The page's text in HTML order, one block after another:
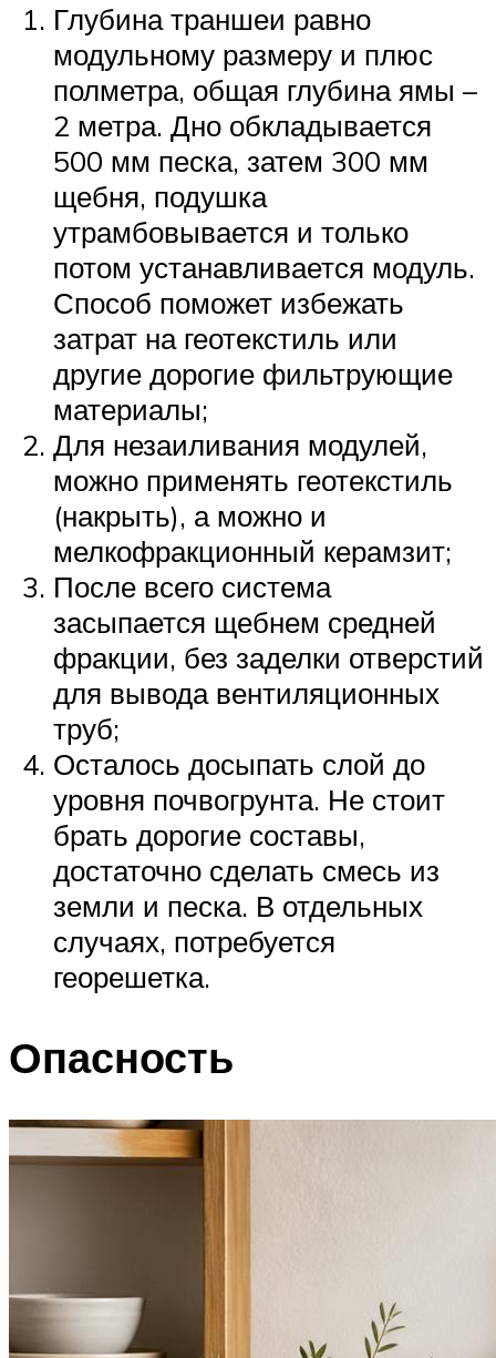
Глубина траншеи равно
модульному размеру и плюс
полметра, общая глубина ямы –
2 метра. Дно обкладывается
500 мм песка, затем 300 мм
щебня, подушка
утрамбовывается и только
потом устанавливается модуль.
Способ поможет избежать
затрат на геотекстиль или
другие дорогие фильтрующие
материалы;
Для незаиливания модулей,
можно применять геотекстиль
(накрыть), а можно и
мелкофракционный керамзит;
После всего система
засыпается щебнем средней
фракции, без заделки отверстий
для вывода вентиляционных
труб;
Осталось досыпать слой до
уровня почвогрунта. Не стоит
брать дорогие составы,
достаточно сделать смесь из
земли и песка. В отдельных
случаях, потребуется
георешетка.
Опасность